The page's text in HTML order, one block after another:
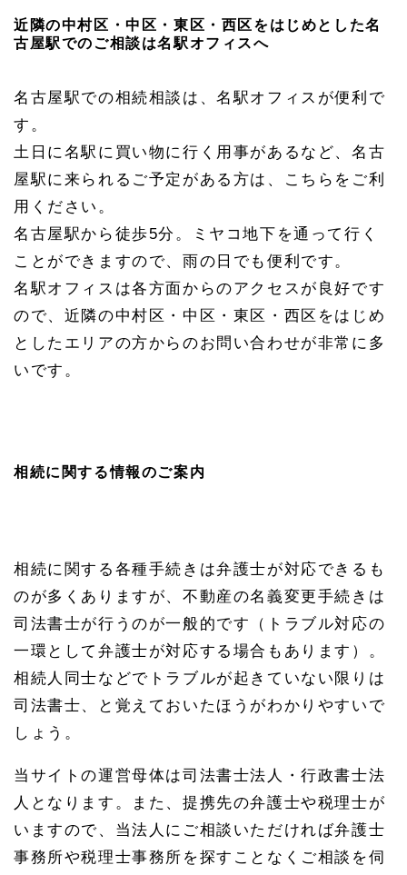
近隣の中村区・中区・東区・西区をはじめとした名
古屋駅でのご相談は名駅オフィスへ
名古屋駅での相続相談は、名駅オフィスが便利で
す。
土日に名駅に買い物に行く用事があるなど、名古
屋駅に来られるご予定がある方は、こちらをご利
用ください。
名古屋駅から徒歩5分。ミヤコ地下を通って行く
ことができますので、雨の日でも便利です。
名駅オフィスは各方面からのアクセスが良好です
ので、近隣の中村区・中区・東区・西区をはじめ
としたエリアの方からのお問い合わせが非常に多
いです。
相続に関する情報のご案内
相続に関する各種手続きは弁護士が対応できるも
のが多くありますが、不動産の名義変更手続きは
司法書士が行うのが一般的です（トラブル対応の
一環として弁護士が対応する場合もあります）。
相続人同士などでトラブルが起きていない限りは
司法書士、と覚えておいたほうがわかりやすいで
しょう。
当サイトの運営母体は司法書士法人・行政書士法
人となります。また、提携先の弁護士や税理士が
いますので、当法人にご相談いただければ弁護士
事務所や税理士事務所を探すことなくご相談を伺